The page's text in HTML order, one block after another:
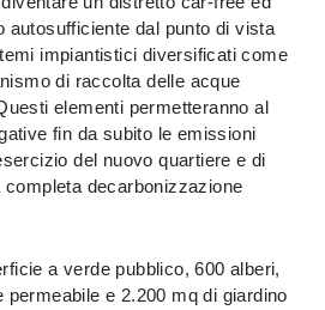
autosufficiente dal punto di vista
impiantistici diversificati come
di raccolta delle acque
elementi permetteranno al
fin da subito le emissioni
del nuovo quartiere e di
completa decarbonizzazione
a verde pubblico, 600 alberi,
e 2.200 mq di giardino